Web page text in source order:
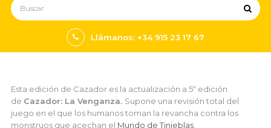
Llámanos: +34 915 23 17 67
Esta edición de Cazador es la actualización a 5ª edición
de Cazador: La Venganza. Supone una revisión total del
juego en el que los humanos toman la revancha contra los
monstruos que acechan el Mundo de Tinieblas